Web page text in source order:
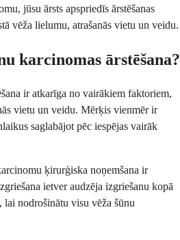
jūsu ārsts apspriedīs ārstēšanas
vēža lielumu, atrašanās vietu un veidu.
karcinomas ārstēšana?
ir atkarīga no vairākiem faktoriem,
vietu un veidu. Mērķis vienmēr ir
saglabājot pēc iespējas vairāk
ķirurģiska noņemšana ir
ietver audzēja izgriešanu kopā
nodrošinātu visu vēža šūnu